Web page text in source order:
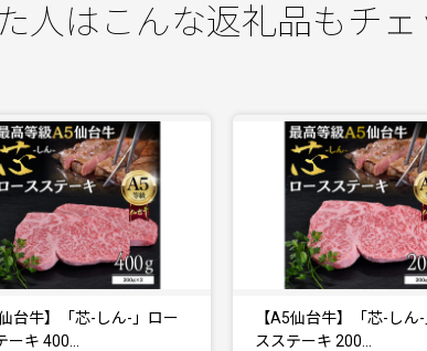
人はこんな返礼品もチェ
仙台牛】「芯-しん-」ロー
ーキ 200…
仙台厚切り 牛タン
2.0kg(500g×4) 本…